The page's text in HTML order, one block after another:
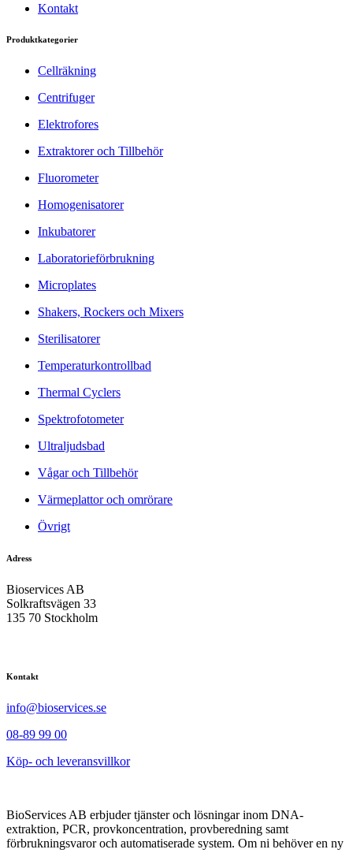
Kontakt
Produktkategorier
Cellräkning
Centrifuger
Elektrofores
Extraktorer och Tillbehör
Fluorometer
Homogenisatorer
Inkubatorer
Laboratorieförbrukning
Microplates
Shakers, Rockers och Mixers
Sterilisatorer
Temperaturkontrollbad
Thermal Cyclers
Spektrofotometer
Ultraljudsbad
Vågar och Tillbehör
Värmeplattor och omrörare
Övrigt
Adress
Bioservices AB
Solkraftsvägen 33
135 70 Stockholm
Kontakt
info@bioservices.se
08-89 99 00
Köp- och leveransvillkor
BioServices AB erbjuder tjänster och lösningar inom DNA-
extraktion, PCR, provkoncentration, provberedning samt
förbrukningsvaror och automatiserade system. Om ni behöver en ny